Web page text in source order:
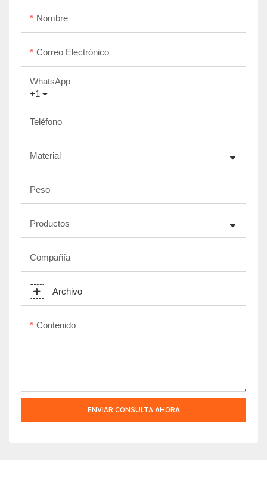
Nombre
Correo Electrónico
+1
WhatsApp
Teléfono
Material
Peso
Productos
Compañía
Archivo
Contenido
ENVIAR CONSULTA AHORA